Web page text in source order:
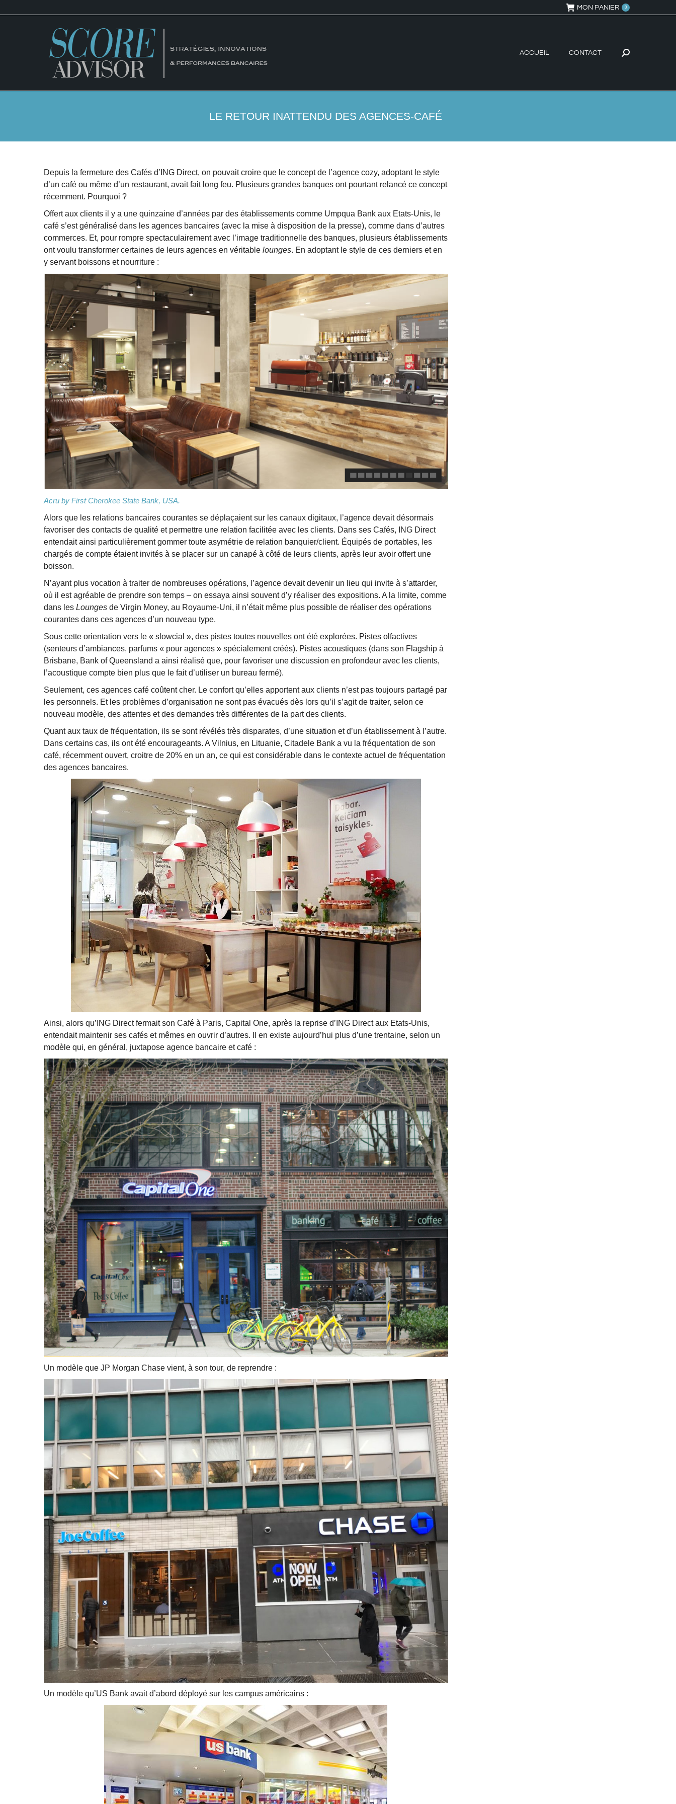
MON PANIER 0
ACCUEIL CONTACT
Recherche
LE RETOUR INATTENDU DES AGENCES-CAFÉ
Depuis la fermeture des Cafés d’ING Direct, on pouvait croire que le concept de l’agence cozy, adoptant le style
d’un café ou même d’un restaurant, avait fait long feu. Plusieurs grandes banques ont pourtant relancé ce concept
récemment. Pourquoi ?
Offert aux clients il y a une quinzaine d’années par des établissements comme Umpqua Bank aux Etats-Unis, le
café s’est généralisé dans les agences bancaires (avec la mise à disposition de la presse), comme dans d’autres
commerces. Et, pour rompre spectaculairement avec l’image traditionnelle des banques, plusieurs établissements
ont voulu transformer certaines de leurs agences en véritable lounges. En adoptant le style de ces derniers et en
y servant boissons et nourriture :
Acru by First Cherokee State Bank, USA.
Alors que les relations bancaires courantes se déplaçaient sur les canaux digitaux, l’agence devait désormais
favoriser des contacts de qualité et permettre une relation facilitée avec les clients. Dans ses Cafés, ING Direct
entendait ainsi particulièrement gommer toute asymétrie de relation banquier/client. Équipés de portables, les
chargés de compte étaient invités à se placer sur un canapé à côté de leurs clients, après leur avoir offert une
boisson.
N’ayant plus vocation à traiter de nombreuses opérations, l’agence devait devenir un lieu qui invite à s’attarder,
où il est agréable de prendre son temps – on essaya ainsi souvent d’y réaliser des expositions. A la limite, comme
dans les Lounges de Virgin Money, au Royaume-Uni, il n’était même plus possible de réaliser des opérations
courantes dans ces agences d’un nouveau type.
Sous cette orientation vers le « slowcial », des pistes toutes nouvelles ont été explorées. Pistes olfactives
(senteurs d’ambiances, parfums « pour agences » spécialement créés). Pistes acoustiques (dans son Flagship à
Brisbane, Bank of Queensland a ainsi réalisé que, pour favoriser une discussion en profondeur avec les clients,
l’acoustique compte bien plus que le fait d’utiliser un bureau fermé).
Seulement, ces agences café coûtent cher. Le confort qu’elles apportent aux clients n’est pas toujours partagé par
les personnels. Et les problèmes d’organisation ne sont pas évacués dès lors qu’il s’agit de traiter, selon ce
nouveau modèle, des attentes et des demandes très différentes de la part des clients.
Quant aux taux de fréquentation, ils se sont révélés très disparates, d’une situation et d’un établissement à l’autre.
Dans certains cas, ils ont été encourageants. A Vilnius, en Lituanie, Citadele Bank a vu la fréquentation de son
café, récemment ouvert, croitre de 20% en un an, ce qui est considérable dans le contexte actuel de fréquentation
des agences bancaires.
Ainsi, alors qu’ING Direct fermait son Café à Paris, Capital One, après la reprise d’ING Direct aux Etats-Unis,
entendait maintenir ses cafés et mêmes en ouvrir d’autres. Il en existe aujourd’hui plus d’une trentaine, selon un
modèle qui, en général, juxtapose agence bancaire et café :
Un modèle que JP Morgan Chase vient, à son tour, de reprendre :
Un modèle qu’US Bank avait d’abord déployé sur les campus américains :